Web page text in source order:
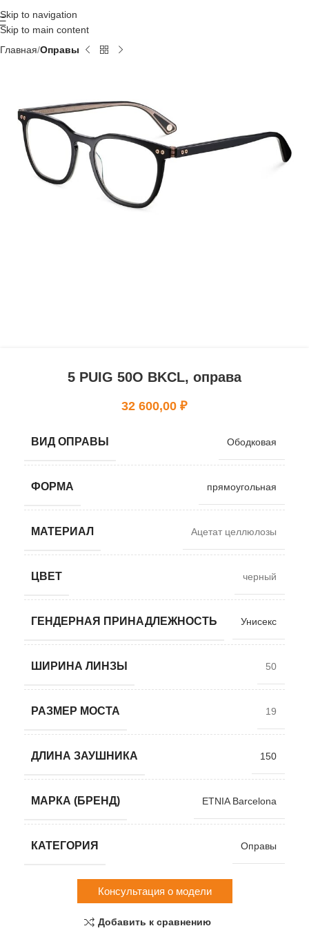
Skip to navigation
Skip to main content
Главная Оправы
5 PUIG 50O BKCL, оправа
32 600,00 ₽
ВИД ОПРАВЫ Ободковая
ФОРМА прямоугольная
МАТЕРИАЛ Ацетат целлюлозы
ЦВЕТ черный
ГЕНДЕРНАЯ ПРИНАДЛЕЖНОСТЬ Унисекс
ШИРИНА ЛИНЗЫ 50
РАЗМЕР МОСТА 19
ДЛИНА ЗАУШНИКА 150
МАРКА (БРЕНД) ETNIA Barcelona
КАТЕГОРИЯ Оправы
Консультация о модели
Добавить к сравнению